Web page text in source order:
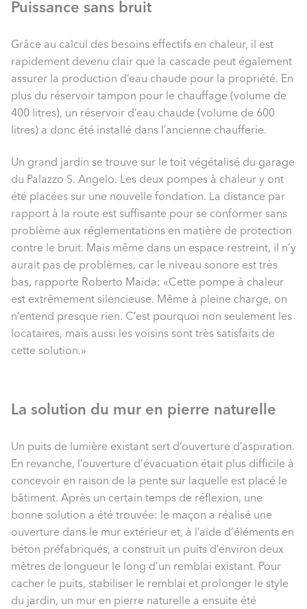
Puissance sans bruit
Grâce au calcul des besoins effectifs en chaleur, il est
rapidement devenu clair que la cascade peut également
assurer la production d’eau chaude pour la propriété. En
plus du réservoir tampon pour le chauffage (volume de
400 litres), un réservoir d’eau chaude (volume de 600
litres) a donc été installé dans l’ancienne chaufferie.
Un grand jardin se trouve sur le toit végétalisé du garage
du Palazzo S. Angelo. Les deux pompes à chaleur y ont
été placées sur une nouvelle fondation. La distance par
rapport à la route est suffisante pour se conformer sans
problème aux réglementations en matière de protection
contre le bruit. Mais même dans un espace restreint, il n’y
aurait pas de problèmes, car le niveau sonore est très
bas, rapporte Roberto Maida: «Cette pompe à chaleur
est extrêmement silencieuse. Même à pleine charge, on
n’entend presque rien. C’est pourquoi non seulement les
locataires, mais aussi les voisins sont très satisfaits de
cette solution.»
La solution du mur en pierre naturelle
Un puits de lumière existant sert d’ouverture d’aspiration.
En revanche, l’ouverture d’évacuation était plus difficile à
concevoir en raison de la pente sur laquelle est placé le
bâtiment. Après un certain temps de réflexion, une
bonne solution a été trouvée: le maçon a réalisé une
ouverture dans le mur extérieur et, à l’aide d’éléments en
béton préfabriqués, a construit un puits d’environ deux
mètres de longueur le long d’un remblai existant. Pour
cacher le puits, stabiliser le remblai et prolonger le style
du jardin, un mur en pierre naturelle a ensuite été